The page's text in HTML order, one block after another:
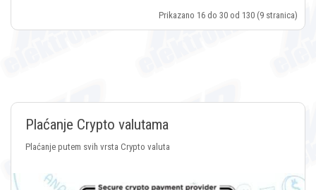
Prikazano 16 do 30 od 130 (9 stranica)
Plaćanje Crypto valutama
Plaćanje putem svih vrsta Crypto valuta